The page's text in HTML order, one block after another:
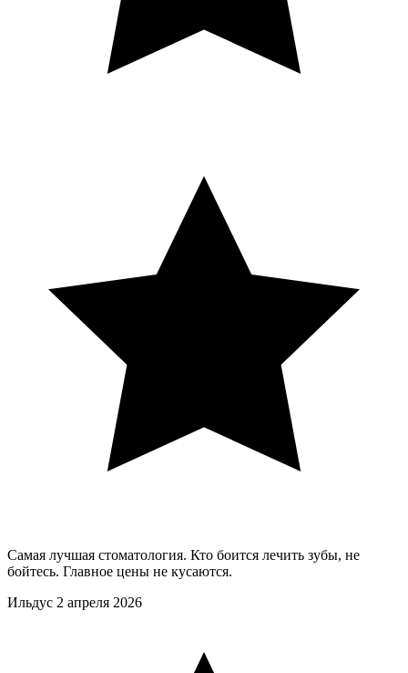
Самая лучшая стоматология. Кто боится лечить зубы, не
бойтесь. Главное цены не кусаются.
Ильдус 2 апреля 2026